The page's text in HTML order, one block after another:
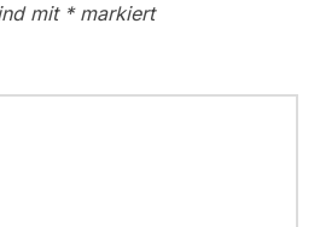
mit *markiert